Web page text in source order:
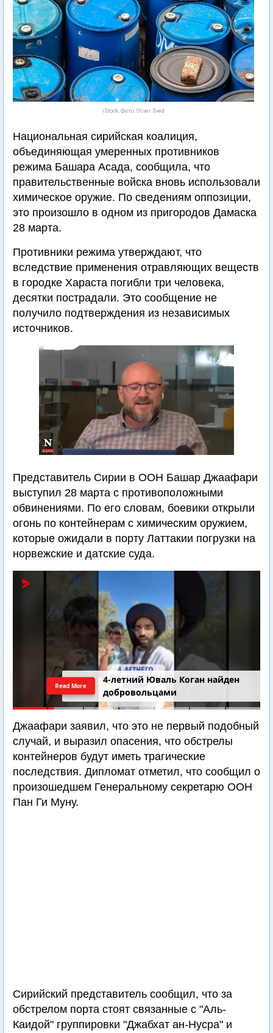
iStock. Фото: Oliver Sved
Национальная сирийская коалиция,
объединяющая умеренных противников
режима Башара Асада, сообщила, что
правительственные войска вновь использовали
химическое оружие. По сведениям оппозиции,
это произошло в одном из пригородов Дамаска
28 марта.
Противники режима утверждают, что
вследствие применения отравляющих веществ
в городке Хараста погибли три человека,
десятки пострадали. Это сообщение не
получило подтверждения из независимых
источников.
Представитель Сирии в ООН Башар Джаафари
выступил 28 марта с противоположными
обвинениями. По его словам, боевики открыли
огонь по контейнерам с химическим оружием,
которые ожидали в порту Латтакии погрузки на
норвежские и датские суда.
4-летний Юваль Коган найден
добровольцами
Read More
Джаафари заявил, что это не первый подобный
случай, и выразил опасения, что обстрелы
контейнеров будут иметь трагические
последствия. Дипломат отметил, что сообщил о
произошедшем Генеральному секретарю ООН
Пан Ги Муну.
Сирийский представитель сообщил, что за
обстрелом порта стоят связанные с "Аль-
Каидой" группировки "Джабхат ан-Нусра" и